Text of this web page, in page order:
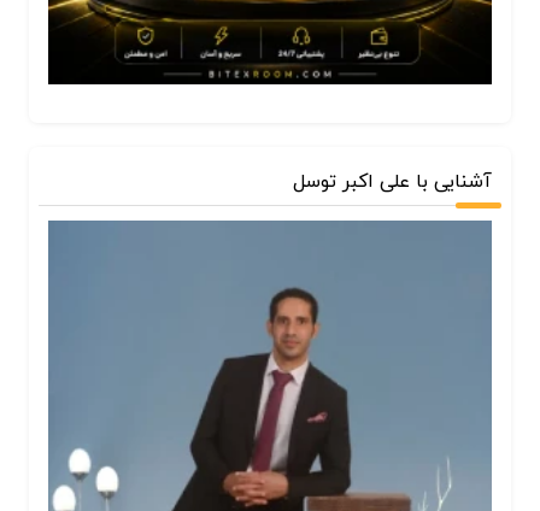
آشنایی با علی اکبر توسل